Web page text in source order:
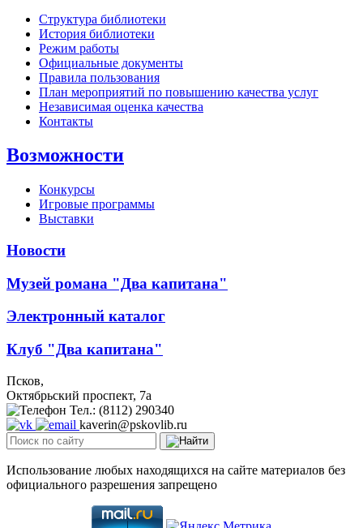
Структура библиотеки
История библиотеки
Режим работы
Официальные документы
Правила пользования
План мероприятий по повышению качества услуг
Независимая оценка качества
Контакты
Возможности
Конкурсы
Игровые программы
Выставки
Новости
Музей романа "Два капитана"
Электронный каталог
Клуб "Два капитана"
Псков,
Октябрьский проспект, 7a
Тел.: (8112) 290340
kaverin@pskovlib.ru
Использование любых находящихся на сайте материалов без
официального разрешения запрещено